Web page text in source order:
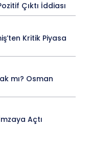
Çıktı İddiası
Kritik Piyasa
mı? Osman
Açtı